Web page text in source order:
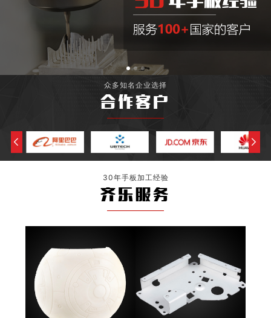
众多知名企业选择
合作客户
30年手板加工经验
齐乐服务